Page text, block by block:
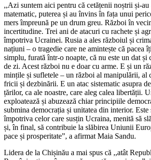
,,Azi suntem aici pentru că cetățenii noștrii și-
matematic, puterea și au învins în fața unui
mers împreună pe un drum greu. Război în
incertitudine. Trei ani de atacuri cu rachete și
împotriva Ucrainei. Rusia a ales războiul și
națiuni – o tragedie care ne amintește că pacea
simplu, furată într-o noapte, că nu este un dat și
de zi. Acest război nu e doar cu arme. E și un
mințile și sufletele – un război al manipulării, al
fricii și dezbinării. E un atac sistematic asupra
țărilor, ca ale noastre, care aleg calea libertății.
exploatează și abuzează chiar principiile
submina democrația și unitatea din interior. Este
împotriva celor care susțin Ucraina, menită să
și, în final, să contribuie la slăbirea Uniunii
pace și prosperitate”, a afirmat Maia Sandu.
Lidera de la Chișinău a mai spus că ,,atât